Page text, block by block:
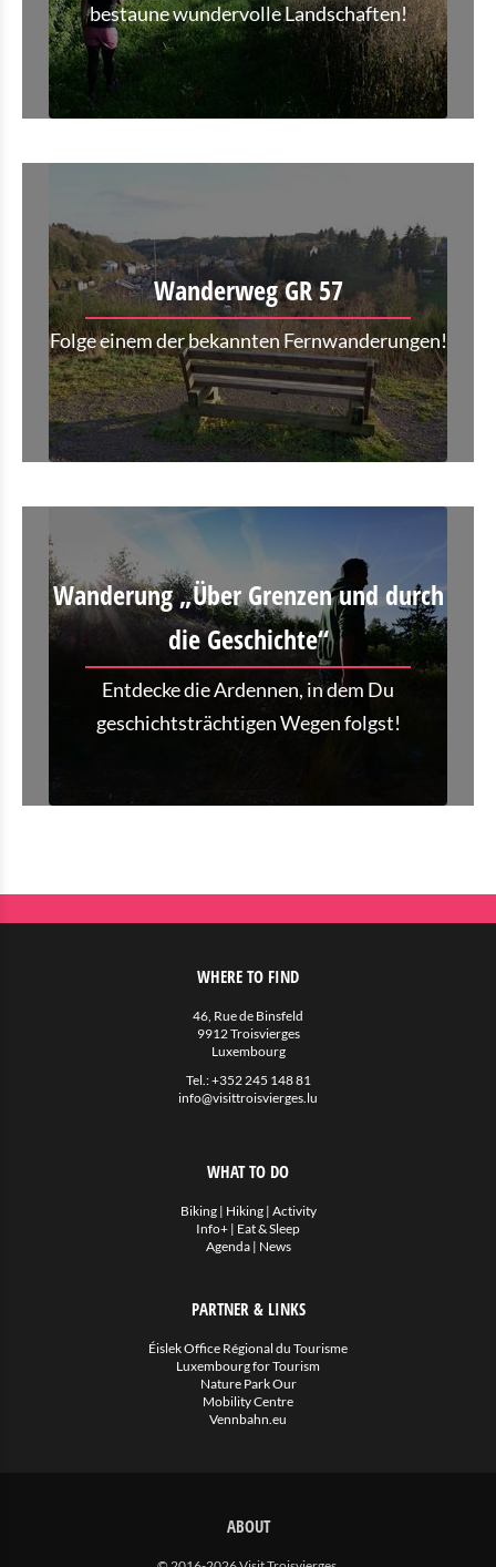
bestaune wundervolle Landschaften!
Wanderweg GR 57
Folge einem der bekannten Fernwanderungen!
Wanderung „Über Grenzen und durch
die Geschichte“
Entdecke die Ardennen, in dem Du
geschichtsträchtigen Wegen folgst!
WHERE TO FIND
46, Rue de Binsfeld
9912 Troisvierges
Luxembourg
Tel.:+352 245 148 81
info@visittroisvierges.lu
WHAT TO DO
Biking| Hiking| Activity
Info+ | Eat & Sleep
Agenda| News
PARTNER & LINKS
Éislek Office Régional du Tourisme
Luxembourg for Tourism
Nature Park Our
Mobility Centre
Vennbahn.eu
ABOUT